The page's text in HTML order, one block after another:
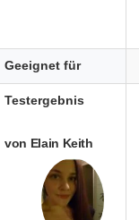
Geeignet für
Testergebnis
von Elain Keith